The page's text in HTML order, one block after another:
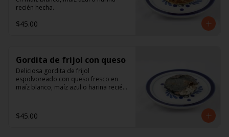
recién hecha.
$45.00
Gordita de frijol con queso
Deliciosa gordita de frijol
espolvoreado con queso fresco en
maíz blanco, maíz azul o harina recién
$45.00